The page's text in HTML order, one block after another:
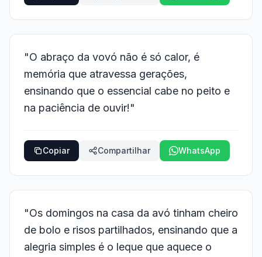
"O abraço da vovó não é só calor, é
memória que atravessa gerações,
ensinando que o essencial cabe no peito e
na paciência de ouvir!"
Copiar Compartilhar WhatsApp
"Os domingos na casa da avó tinham cheiro
de bolo e risos partilhados, ensinando que a
alegria simples é o leque que aquece o